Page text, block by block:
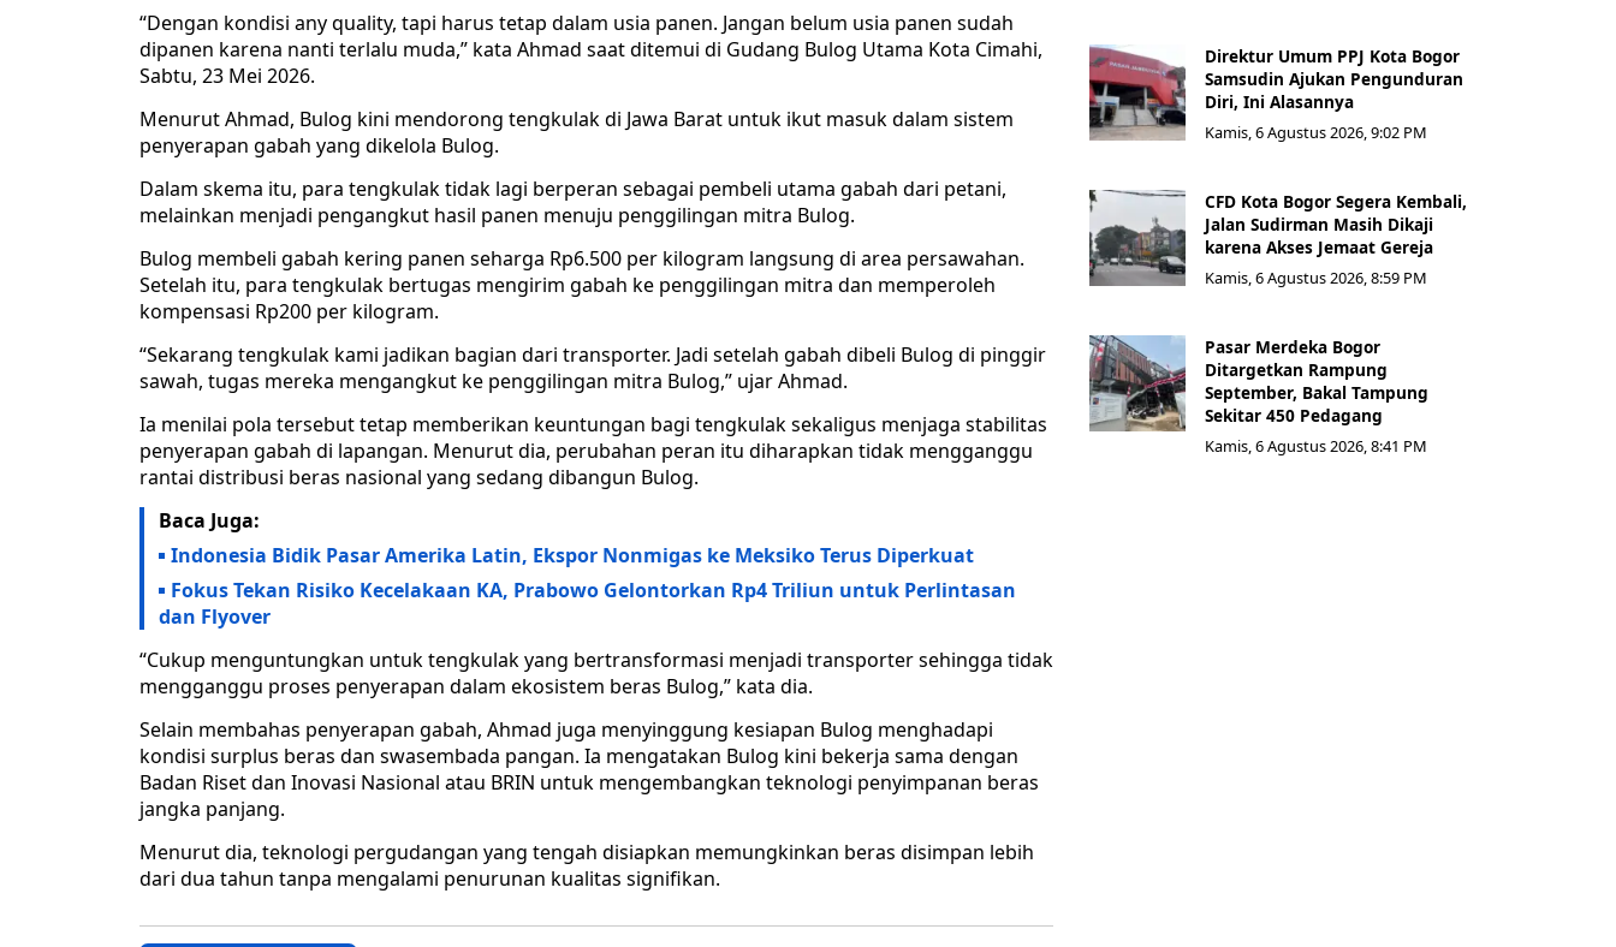
“Dengan kondisi any quality, tapi harus tetap dalam usia panen. Jangan belum usia panen sudah
dipanen karena nanti terlalu muda,” kata Ahmad saat ditemui di Gudang Bulog Utama Kota Cimahi,
Sabtu, 23 Mei 2026.
Menurut Ahmad, Bulog kini mendorong tengkulak di Jawa Barat untuk ikut masuk dalam sistem
penyerapan gabah yang dikelola Bulog.
Dalam skema itu, para tengkulak tidak lagi berperan sebagai pembeli utama gabah dari petani,
melainkan menjadi pengangkut hasil panen menuju penggilingan mitra Bulog.
Bulog membeli gabah kering panen seharga Rp6.500 per kilogram langsung di area persawahan.
Setelah itu, para tengkulak bertugas mengirim gabah ke penggilingan mitra dan memperoleh
kompensasi Rp200 per kilogram.
“Sekarang tengkulak kami jadikan bagian dari transporter. Jadi setelah gabah dibeli Bulog di pinggir
sawah, tugas mereka mengangkut ke penggilingan mitra Bulog,” ujar Ahmad.
Ia menilai pola tersebut tetap memberikan keuntungan bagi tengkulak sekaligus menjaga stabilitas
penyerapan gabah di lapangan. Menurut dia, perubahan peran itu diharapkan tidak mengganggu
rantai distribusi beras nasional yang sedang dibangun Bulog.
Baca Juga:
Indonesia Bidik Pasar Amerika Latin, Ekspor Nonmigas ke Meksiko Terus Diperkuat
Fokus Tekan Risiko Kecelakaan KA, Prabowo Gelontorkan Rp4 Triliun untuk Perlintasan
dan Flyover
“Cukup menguntungkan untuk tengkulak yang bertransformasi menjadi transporter sehingga tidak
mengganggu proses penyerapan dalam ekosistem beras Bulog,” kata dia.
Selain membahas penyerapan gabah, Ahmad juga menyinggung kesiapan Bulog menghadapi
kondisi surplus beras dan swasembada pangan. Ia mengatakan Bulog kini bekerja sama dengan
Badan Riset dan Inovasi Nasional atau BRIN untuk mengembangkan teknologi penyimpanan beras
jangka panjang.
Menurut dia, teknologi pergudangan yang tengah disiapkan memungkinkan beras disimpan lebih
dari dua tahun tanpa mengalami penurunan kualitas signifikan.
Direktur Umum PPJ Kota Bogor
Samsudin Ajukan Pengunduran
Diri, Ini Alasannya
Kamis, 6 Agustus 2026, 9:02 PM
CFD Kota Bogor Segera Kembali,
Jalan Sudirman Masih Dikaji
karena Akses Jemaat Gereja
Kamis, 6 Agustus 2026, 8:59 PM
Pasar Merdeka Bogor
Ditargetkan Rampung
September, Bakal Tampung
Sekitar 450 Pedagang
Kamis, 6 Agustus 2026, 8:41 PM